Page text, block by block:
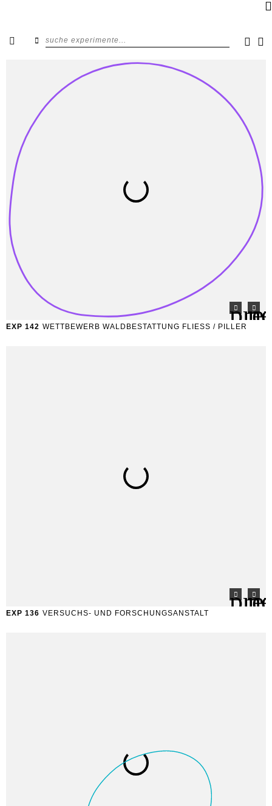
EXP 142 WETTBEWERB WALDBESTATTUNG FLIESS / PILLER
EXP 136 VERSUCHS- UND FORSCHUNGSANSTALT